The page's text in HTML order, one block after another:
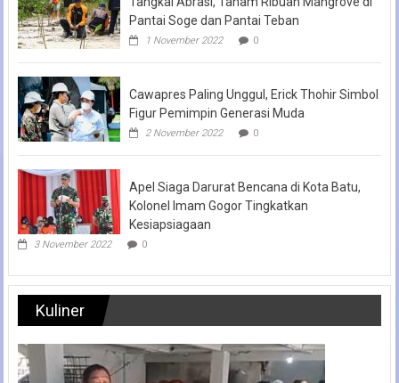
Pantai Soge dan Pantai Teban
1 November 2022 0
Cawapres Paling Unggul, Erick Thohir Simbol
Figur Pemimpin Generasi Muda
2 November 2022 0
Apel Siaga Darurat Bencana di Kota Batu,
Kolonel Imam Gogor Tingkatkan
Kesiapsiagaan
3 November 2022 0
Kuliner